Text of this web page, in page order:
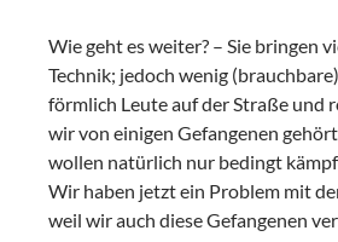
Wie geht es weiter? – Sie bringen
Technik; jedoch wenig
förmlich Leute auf der Straße und
wir von einigen Gefangenen
wollen natürlich nur bedingt
Wir haben jetzt ein Problem mit
weil wir auch diese Gefangenen